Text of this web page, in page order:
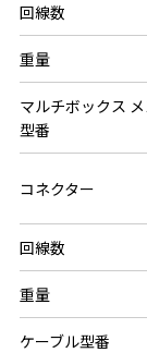
回線数
重量
マルチボックス
型番
コネクター
回線数
重量
ケーブル型番